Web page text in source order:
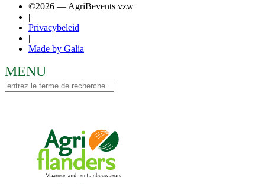
©2026 — AgriBevents vzw
|
Privacybeleid
|
Made by Galia